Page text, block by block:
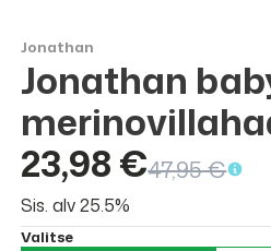
Jonathan
Jonathan
23,98 €47,95 €
Sis. alv 25.5%
Valitse